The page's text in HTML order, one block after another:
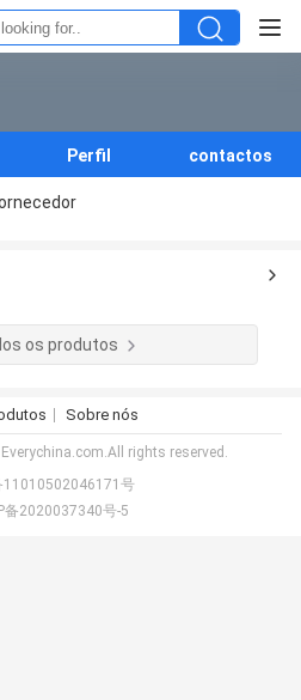
Perfil contactos
os produtos
Sobre nós
rights reserved.
11010502046171号
备2020037340号-5